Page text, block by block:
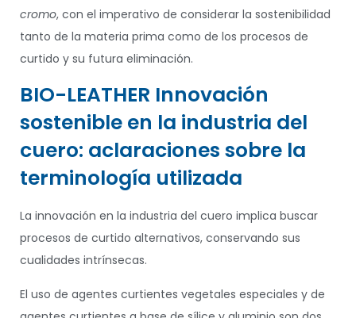
cromo, con el imperativo de considerar la sostenibilidad
tanto de la materia prima como de los procesos de
curtido y su futura eliminación.
BIO-LEATHER Innovación
sostenible en la industria del
cuero: aclaraciones sobre la
terminología utilizada
La innovación en la industria del cuero implica buscar
procesos de curtido alternativos, conservando sus
cualidades intrínsecas.
El uso de agentes curtientes vegetales especiales y de